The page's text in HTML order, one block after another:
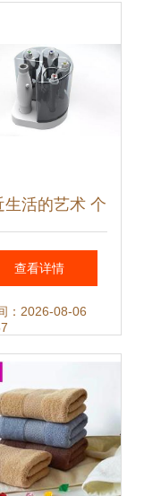
生活的艺术 个
生用品设计的
精细思考
查看详情
：2026-08-06